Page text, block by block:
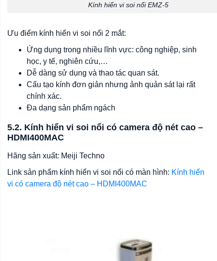
Kính hiển vi soi nổi EMZ-5
Ưu điểm kính hiển vi soi nổi 2 mắt:
Ứng dụng trong nhiều lĩnh vực: công nghiệp, sinh
học, y tế, nghiên cứu,…
Dễ dàng sử dụng và thao tác quan sát.
Cấu tạo kính đơn giản nhưng ảnh quản sát lại rất
chính xác.
Đa dạng sản phẩm ngách
5.2. Kính hiển vi soi nổi có camera độ nét cao –
HDMI400MAC
Hãng sản xuất: Meiji Techno
Link sản phẩm kính hiển vi soi nổi có màn hình: Kính hiển
vi có camera độ nét cao – HDMI400MAC